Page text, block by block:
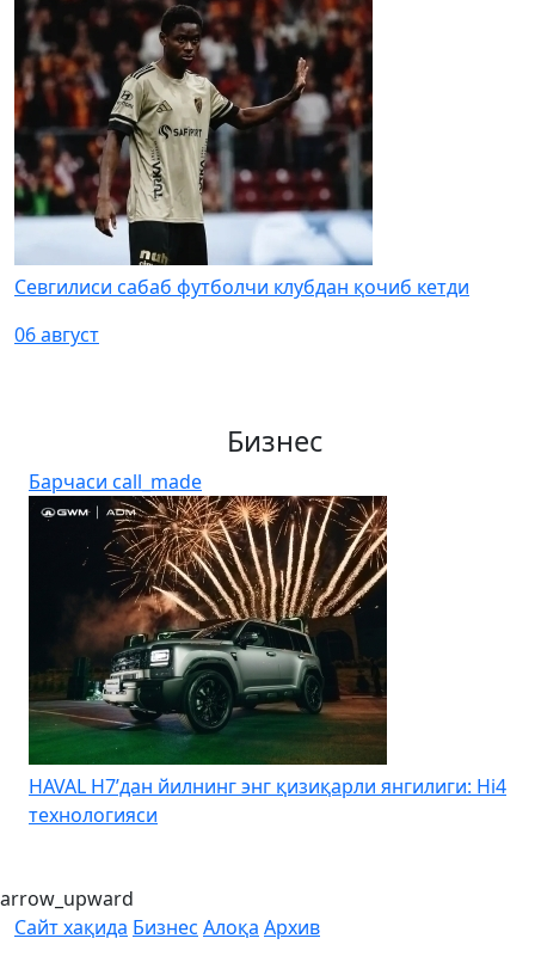
Севгилиси сабаб футболчи клубдан қочиб кетди
06 август
Бизнес
Барчаси call_made
HAVAL H7’дан йилнинг энг қизиқарли янгилиги: Hi4
технологияси
arrow_upward
Сайт хақида Бизнес Алоқа Архив